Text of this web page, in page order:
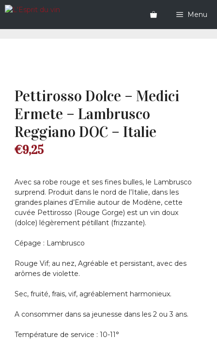
Aller
au
Menu
Pettirosso Dolce – Medici
Ermete – Lambrusco
Reggiano DOC – Italie
€9,25
Avec sa robe rouge et ses fines bulles, le Lambrusco
surprend. Produit dans le nord de l’Italie, dans les
grandes plaines d’Emilie autour de Modène, cette
cuvée Pettirosso (Rouge Gorge) est un vin doux
(dolce) légèrement pétillant (frizzante).
Cépage : Lambrusco
Rouge Vif; au nez, Agréable et persistant, avec des
arômes de violette.
Sec, fruité, frais, vif, agréablement harmonieux.
A consommer dans sa jeunesse dans les 2 ou 3 ans.
Température de service : 10-11°